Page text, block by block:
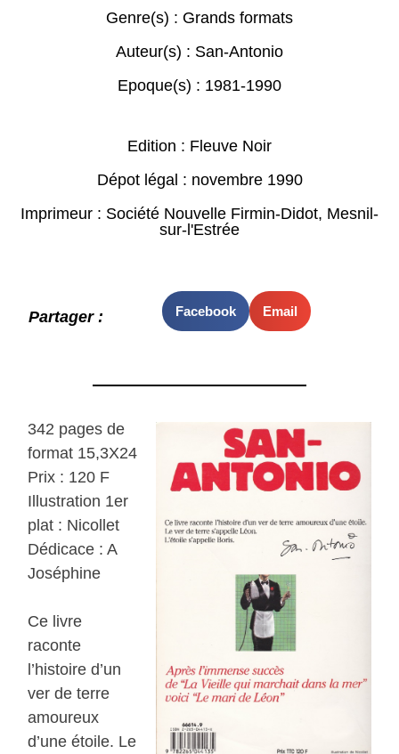
Genre(s) : Grands formats
Auteur(s) : San-Antonio
Epoque(s) : 1981-1990
Edition : Fleuve Noir
Dépot légal : novembre 1990
Imprimeur : Société Nouvelle Firmin-Didot, Mesnil-
sur-l'Estrée
Partager : Facebook Email
342 pages de
format 15,3X24
Prix : 120 F
Illustration 1er
plat : Nicollet
Dédicace : A
Joséphine
Ce livre
raconte
l’histoire d’un
ver de terre
amoureux
d’une étoile. Le